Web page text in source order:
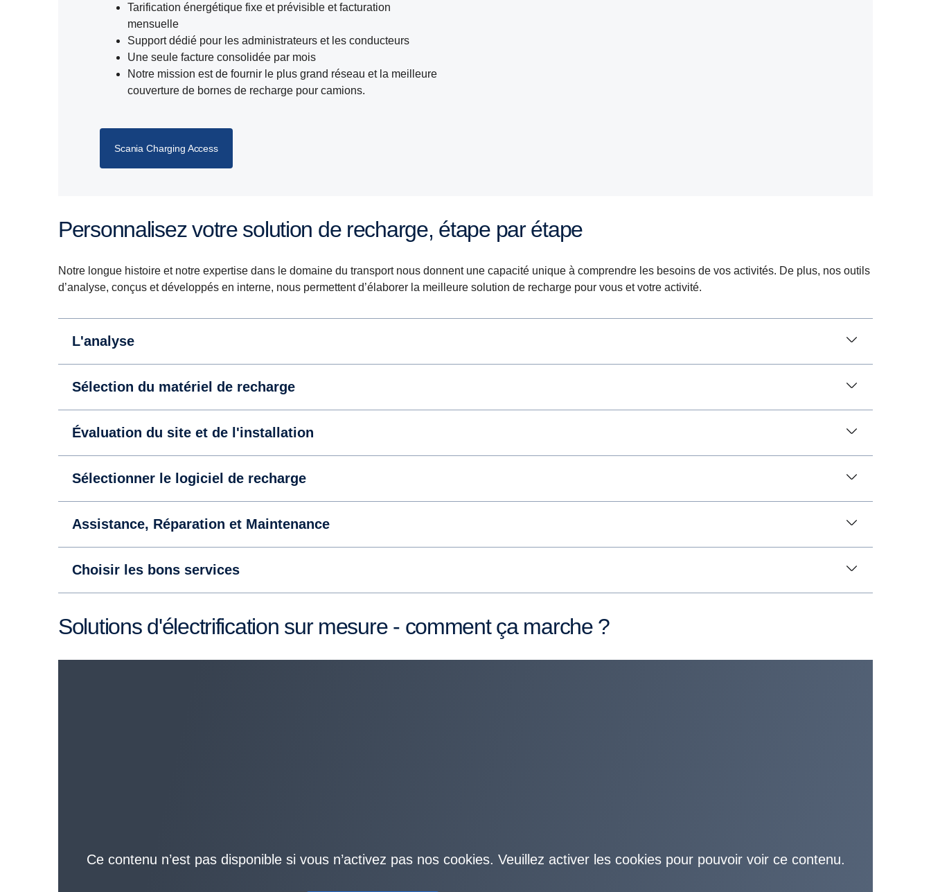
Tarification énergétique fixe et prévisible et facturation
mensuelle
Support dédié pour les administrateurs et les conducteurs
Une seule facture consolidée par mois
Notre mission est de fournir le plus grand réseau et la meilleure
couverture de bornes de recharge pour camions.
Scania Charging Access
Personnalisez votre solution de recharge, étape par étape
Notre longue histoire et notre expertise dans le domaine du transport nous donnent une capacité unique à comprendre les besoins de vos activités. De plus, nos outils
d’analyse, conçus et développés en interne, nous permettent d’élaborer la meilleure solution de recharge pour vous et votre activité.
L'analyse
Sélection du matériel de recharge
Évaluation du site et de l'installation
Sélectionner le logiciel de recharge
Assistance, Réparation et Maintenance
Choisir les bons services
Solutions d'électrification sur mesure - comment ça marche ?
Ce contenu n’est pas disponible si vous n’activez pas nos cookies. Veuillez activer les cookies pour pouvoir voir ce contenu.